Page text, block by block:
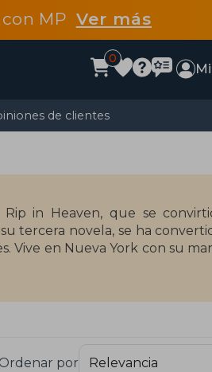
MP Ver más
0
de clientes
in Heaven, que se
tercera novela, se ha
Vive en Nueva York con su
Ordenar por